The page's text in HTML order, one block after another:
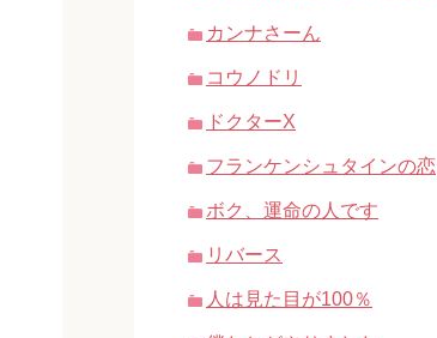
カンナさーん
コウノドリ
ドクターX
フランケンシュタインの恋
ボク、運命の人です
リバース
人は見た目が100％